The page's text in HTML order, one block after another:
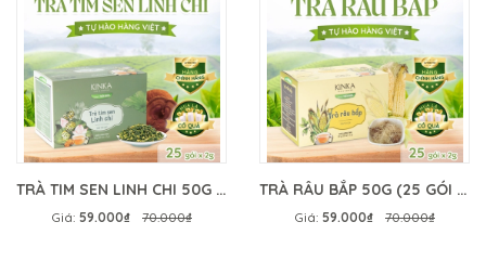
TRÀ TIM SEN LINH CHI 50G (25 GÓI X 2G)
Giá: 59.000₫ 70.000₫
TRÀ RÂU BẮP 50G (25 GÓI X 2G)
Giá: 59.000₫ 70.000₫